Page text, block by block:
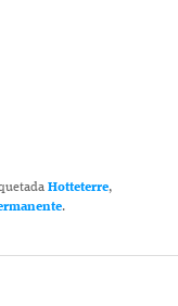
Hotteterre,
.